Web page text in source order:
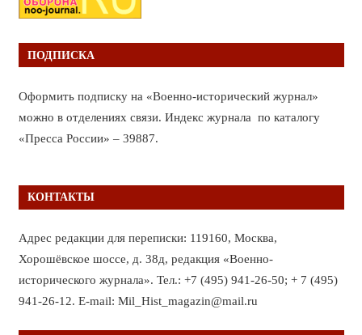
ПОДПИСКА
Оформить подписку на «Военно-исторический журнал»
можно в отделениях связи. Индекс журнала по каталогу
«Пресса России» – 39887.
КОНТАКТЫ
Адрес редакции для переписки: 119160, Москва,
Хорошёвское шоссе, д. 38д, редакция «Военно-
исторического журнала». Тел.: +7 (495) 941-26-50; + 7 (495)
941-26-12. E-mail: Mil_Hist_magazin@mail.ru